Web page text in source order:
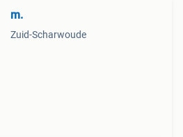
m.
Zuid-Scharwoude